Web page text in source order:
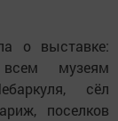
о выставке:
музеям
сёл
поселков